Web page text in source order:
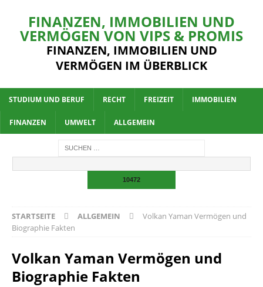
FINANZEN, IMMOBILIEN UND
VERMÖGEN VON VIPS & PROMIS
FINANZEN, IMMOBILIEN UND
VERMÖGEN IM ÜBERBLICK
STUDIUM UND BERUF RECHT FREIZEIT IMMOBILIEN
FINANZEN UMWELT ALLGEMEIN
STARTSEITE ALLGEMEIN
Volkan Yaman Vermögen und
Biographie Fakten
Volkan Yaman Vermögen und
Biographie Fakten